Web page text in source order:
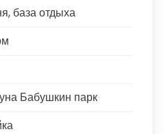
база отдыха
Бабушкин парк